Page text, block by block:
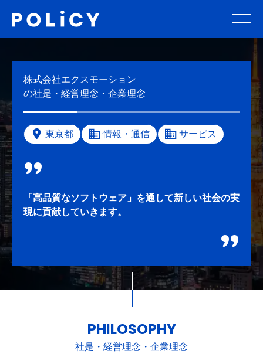
株式会社エクスモーション
の社是・経営理念・企業理念
東京都 情報・通信 サービス
「高品質なソフトウェア」を通して新しい社会の実
現に貢献していきます。
PHILOSOPHY
社是・経営理念・企業理念